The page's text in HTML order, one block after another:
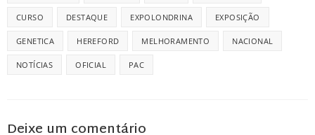
CURSO DESTAQUE EXPOLONDRINA EXPOSIÇÃO
GENETICA HEREFORD MELHORAMENTO NACIONAL
NOTÍCIAS OFICIAL PAC
Deixe um comentário